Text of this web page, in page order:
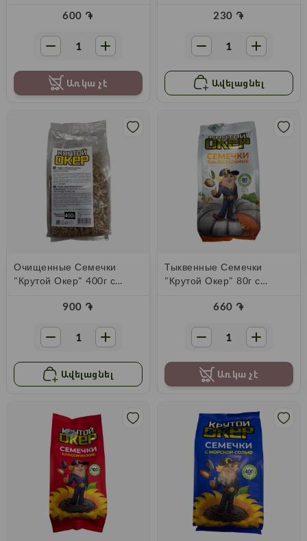
600 ֏
Առկա չէ
230 ֏
Ավելացնել
Очищенные Семечки
"Крутой Окер" 400г с
900 ֏
Ավելացնել
Тыквенные Семечки
"Крутой Окер" 80г с
660 ֏
Առկա չէ